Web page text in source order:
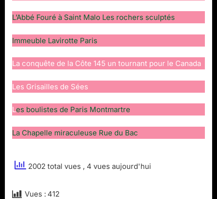
L’Abbé Fouré à Saint Malo Les rochers sculptés
Immeuble Lavirotte Paris
La conquête de la Côte 145 un tournant pour le Canada
Les Grisailles de Sées
Les boulistes de Paris Montmartre
La Chapelle miraculeuse Rue du Bac
2002 total vues , 4 vues aujourd'hui
Vues : 412